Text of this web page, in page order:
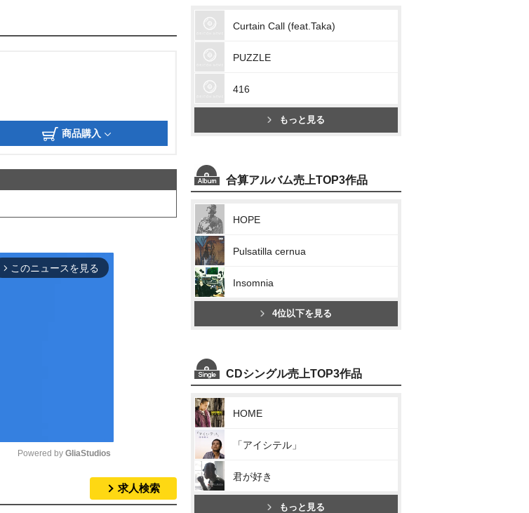
商品購入
arrow_forward_ios このニュースを見る
Powered by GliaStudios
求人検索
Curtain Call (feat.Taka)
PUZZLE
416
もっと見る
合算アルバム売上TOP3作品
HOPE
Pulsatilla cernua
Insomnia
4位以下を見る
CDシングル売上TOP3作品
HOME
「アイシテル」
君が好き
もっと見る